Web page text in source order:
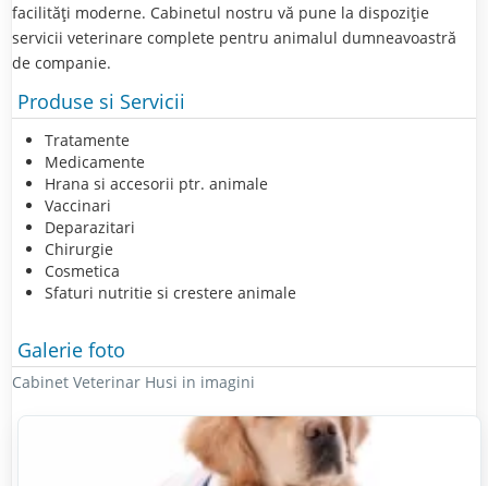
facilităţi moderne. Cabinetul nostru vă pune la dispoziţie
servicii veterinare complete pentru animalul dumneavoastră
de companie.
Produse si Servicii
Tratamente
Medicamente
Hrana si accesorii ptr. animale
Vaccinari
Deparazitari
Chirurgie
Cosmetica
Sfaturi nutritie si crestere animale
Galerie foto
Cabinet Veterinar Husi in imagini